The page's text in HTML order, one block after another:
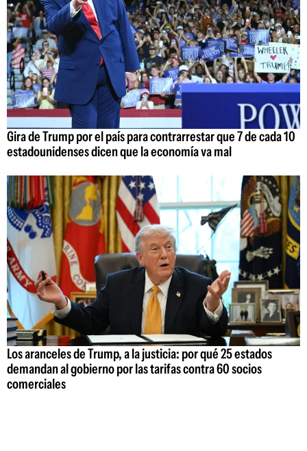
Gira de Trump por el país para contrarrestar que 7 de cada 10
estadounidenses dicen que la economía va mal
Los aranceles de Trump, a la justicia: por qué 25 estados
demandan al gobierno por las tarifas contra 60 socios
comerciales